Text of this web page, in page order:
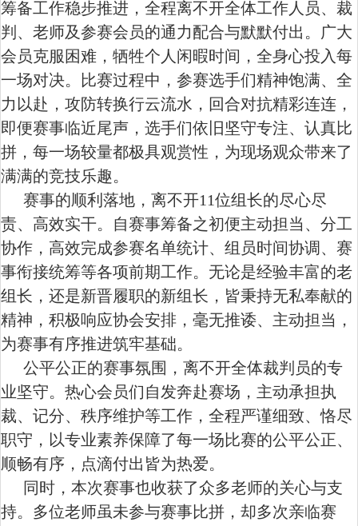
筹备工作稳步推进，全程离不开全体工作人员、裁
判、老师及参赛会员的通力配合与默默付出。广大
会员克服困难，牺牲个人闲暇时间，全身心投入每
一场对决。比赛过程中，参赛选手们精神饱满、全
力以赴，攻防转换行云流水，回合对抗精彩连连，
即便赛事临近尾声，选手们依旧坚守专注、认真比
拼，每一场较量都极具观赏性，为现场观众带来了
满满的竞技乐趣。
赛事的顺利落地，离不开11位组长的尽心尽
责、高效实干。自赛事筹备之初便主动担当、分工
协作，高效完成参赛名单统计、组员时间协调、赛
事衔接统筹等各项前期工作。无论是经验丰富的老
组长，还是新晋履职的新组长，皆秉持无私奉献的
精神，积极响应协会安排，毫无推诿、主动担当，
为赛事有序推进筑牢基础。
公平公正的赛事氛围，离不开全体裁判员的专
业坚守。热心会员们自发奔赴赛场，主动承担执
裁、记分、秩序维护等工作，全程严谨细致、恪尽
职守，以专业素养保障了每一场比赛的公平公正、
顺畅有序，点滴付出皆为热爱。
同时，本次赛事也收获了众多老师的关心与支
持。多位老师虽未参与赛事比拼，却多次亲临赛